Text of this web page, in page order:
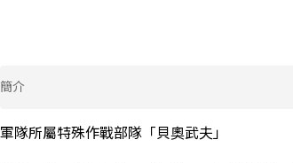
簡介
軍隊所屬特殊作戰部隊「貝奧武夫」